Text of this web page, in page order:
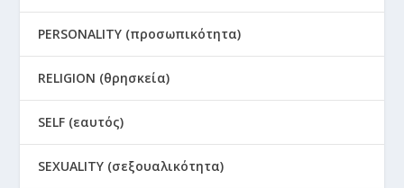
PERSONALITY (προσωπικότητα)
RELIGION (θρησκεία)
SELF (εαυτός)
SEXUALITY (σεξουαλικότητα)